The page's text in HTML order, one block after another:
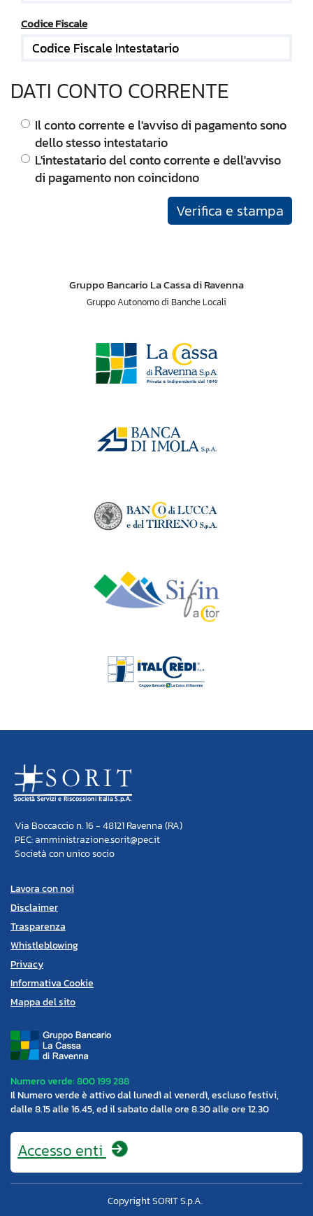
Codice Fiscale
DATI CONTO CORRENTE
Il conto corrente e l'avviso di pagamento sono
dello stesso intestatario
L'intestatario del conto corrente e dell'avviso
di pagamento non coincidono
Verifica e stampa
Gruppo Bancario La Cassa di Ravenna
Gruppo Autonomo di Banche Locali
Via Boccaccio n. 16 - 48121 Ravenna (RA)
PEC: amministrazione.sorit@pec.it
Società con unico socio
Lavora con noi
Disclaimer
Trasparenza
Whistleblowing
Privacy
Informativa Cookie
Mappa del sito
Numero verde: 800 199 288
Il Numero verde è attivo dal lunedì al venerdì, escluso festivi,
dalle 8.15 alle 16.45, ed il sabato dalle ore 8.30 alle ore 12.30
Accesso enti
Copyright SORIT S.p.A.